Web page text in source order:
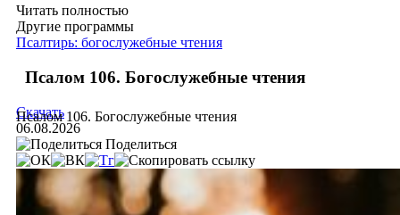
Читать полностью
Другие программы
Псалтирь: богослужебные чтения
Псалом 106. Богослужебные чтения
Псалом 106. Богослужебные чтения
Скачать
06.08.2026
Поделиться